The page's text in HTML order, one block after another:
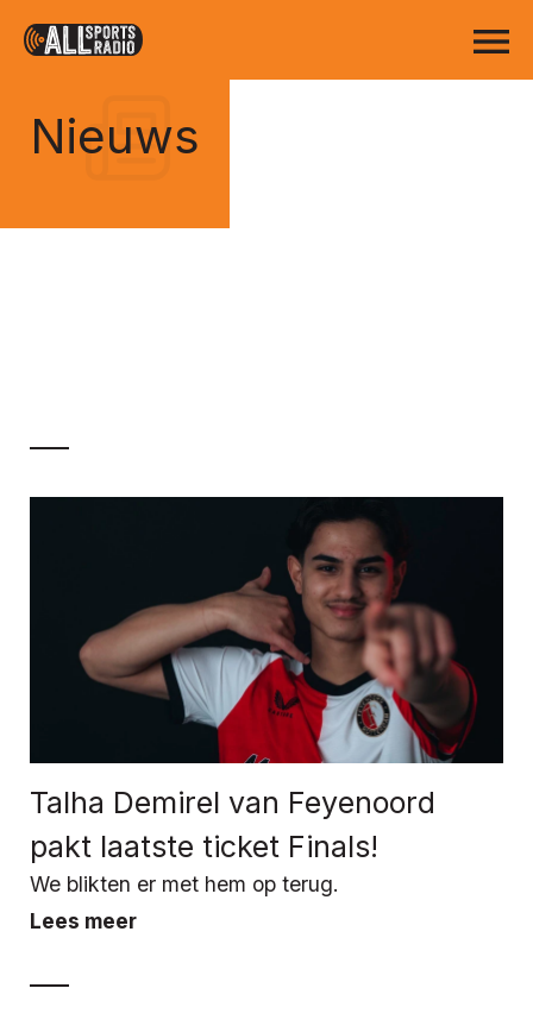
Nieuws
Talha Demirel van Feyenoord
pakt laatste ticket Finals!
We blikten er met hem op terug.
Lees meer